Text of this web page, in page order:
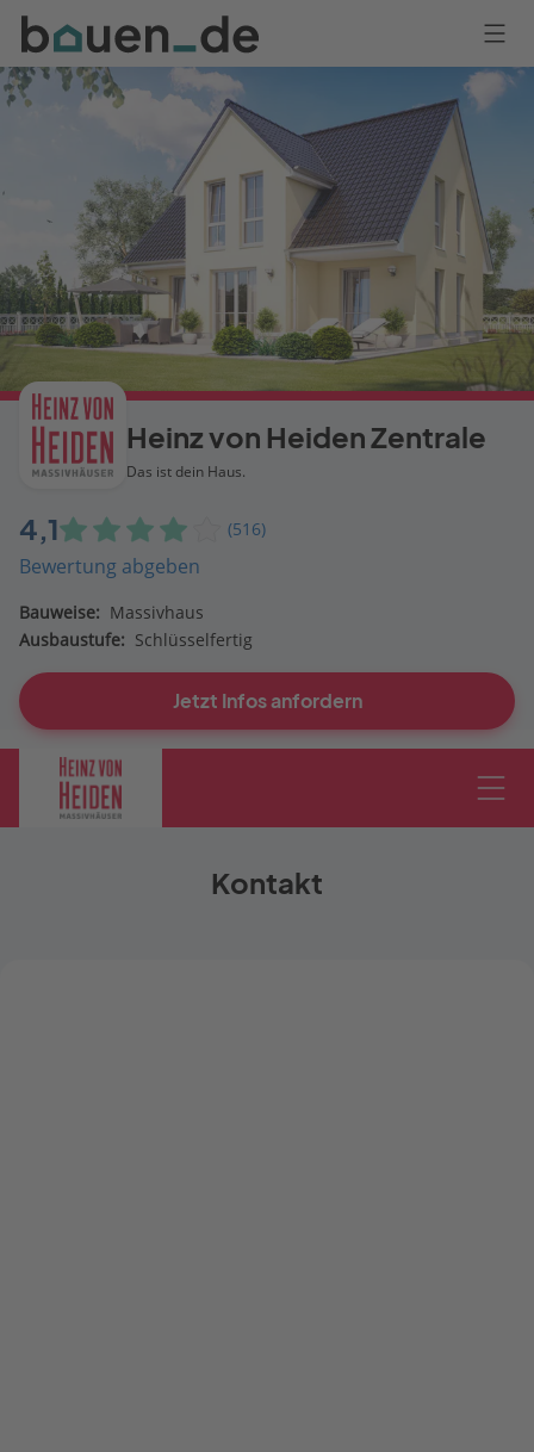
Bauen
Logo
Anmelden
Heinz von Heiden Zentrale
Das ist dein Haus.
4,1 (516)
Bewertung abgeben
Bauweise: Massivhaus
Ausbaustufe: Schlüsselfertig
Jetzt Infos anfordern
Kontakt